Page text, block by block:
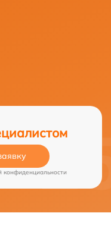
конфиденциальности